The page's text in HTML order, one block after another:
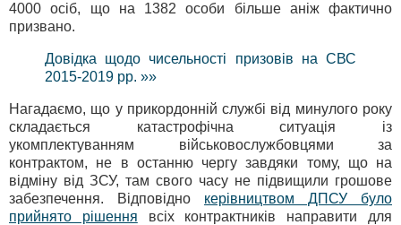
4000 осіб, що на 1382 особи більше аніж фактично
призвано.
Довідка щодо чисельності призовів на СВС
2015-2019 рр. »»
Нагадаємо, що у прикордонній службі від минулого року
складається катастрофічна ситуація із
укомплектуванням військовослужбовцями за
контрактом, не в останню чергу завдяки тому, що на
відміну від ЗСУ, там свого часу не підвищили грошове
забезпечення. Відповідно керівництвом ДПСУ було
прийнято рішення всіх контрактників направити для